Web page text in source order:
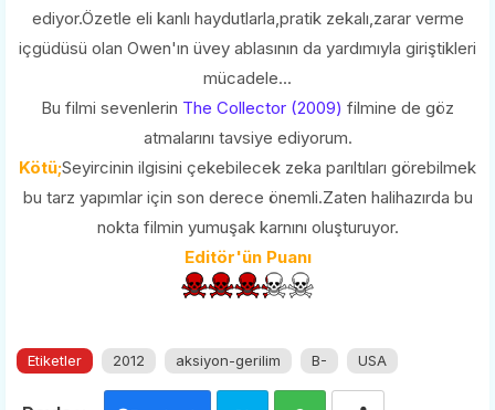
ediyor.Özetle eli kanlı haydutlarla,pratik zekalı,zarar verme
içgüdüsü olan Owen'ın üvey ablasının da yardımıyla giriştikleri
mücadele...
Bu filmi sevenlerin The Collector (2009) filmine de göz
atmalarını tavsiye ediyorum.
Kötü;Seyircinin ilgisini çekebilecek zeka parıltıları görebilmek
bu tarz yapımlar için son derece önemli.Zaten halihazırda bu
nokta filmin yumuşak karnını oluşturuyor.
Editör'ün Puanı
Etiketler 2012 aksiyon-gerilim B- USA